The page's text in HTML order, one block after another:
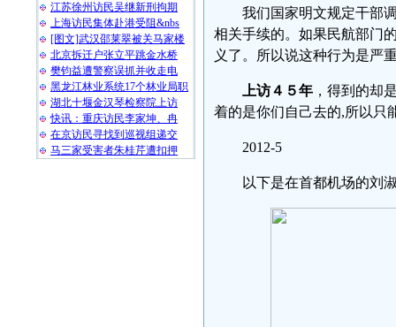
江苏徐州访民吴继新刑拘期
上海访民集体赴港受阻&nbs
[图文]武汉邵莱翠被关马家楼
北京拆迁户张立平跳金水桥
樊钧益遭警察误抓并收走电
黑龙江林业系统17个林业局职
湖北十堰金汉琴检察院上访
快讯：重庆访民李家坤、冉
在京访民寻找到巡视组递交
马三家受害者朱桂芹遭扣押
我们国家明文规定干部
相关手续的。如果民航部门
义了。所以说这种行为是严
上访４５年，得到的却
着的是你们自己去的,所以只
2012-5
以下是在首都机场的刘